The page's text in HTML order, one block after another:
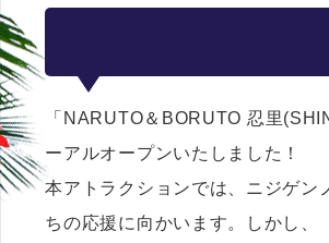
「NARUTO＆BORUTO 忍里
ーアルオープンいたしました！
本アトラクションでは、ニジゲン
ちの応援に向かいます。しかし、